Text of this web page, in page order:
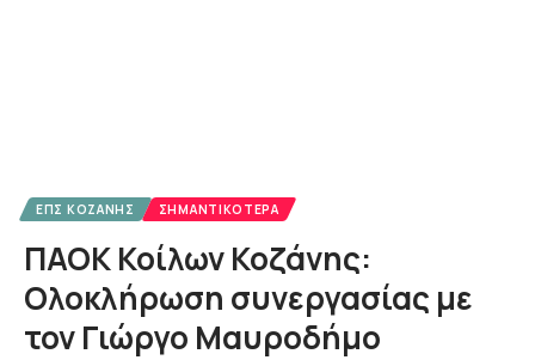
ΕΠΣ ΚΟΖΆΝΗΣ ΣΗΜΑΝΤΙΚΌΤΕΡΑ
ΠΑΟΚ Κοίλων Κοζάνης:
Ολοκλήρωση συνεργασίας με
τον Γιώργο Μαυροδήμο